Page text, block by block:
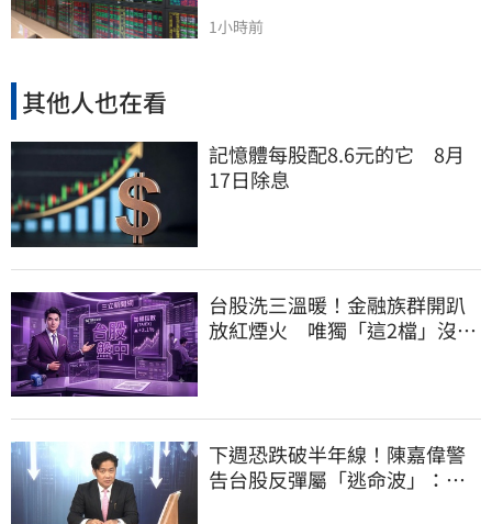
1小時前
其他人也在看
記憶體每股配8.6元的它 8月
17日除息
台股洗三溫暖！金融族群開趴
放紅煙火 唯獨「這2檔」沒收
下週恐跌破半年線！陳嘉偉警
告台股反彈屬「逃命波」：空